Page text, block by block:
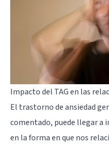
Impacto del TAG en las
El trastorno de ansiedad
comentado, puede llegar a
en la forma en que nos